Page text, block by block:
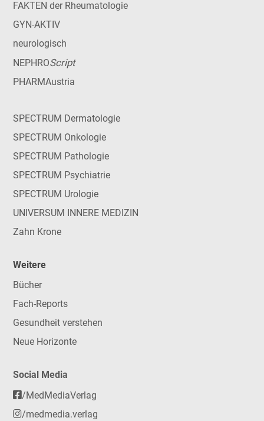
FAKTEN der Rheumatologie
GYN-AKTIV
neurologisch
NEPHROScript
PHARMAustria
SPECTRUM Dermatologie
SPECTRUM Onkologie
SPECTRUM Pathologie
SPECTRUM Psychiatrie
SPECTRUM Urologie
UNIVERSUM INNERE MEDIZIN
Zahn Krone
Weitere
Bücher
Fach-Reports
Gesundheit verstehen
Neue Horizonte
Social Media
/MedMediaVerlag
/medmedia.verlag